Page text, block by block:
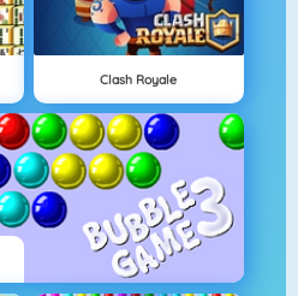
Clash Royale